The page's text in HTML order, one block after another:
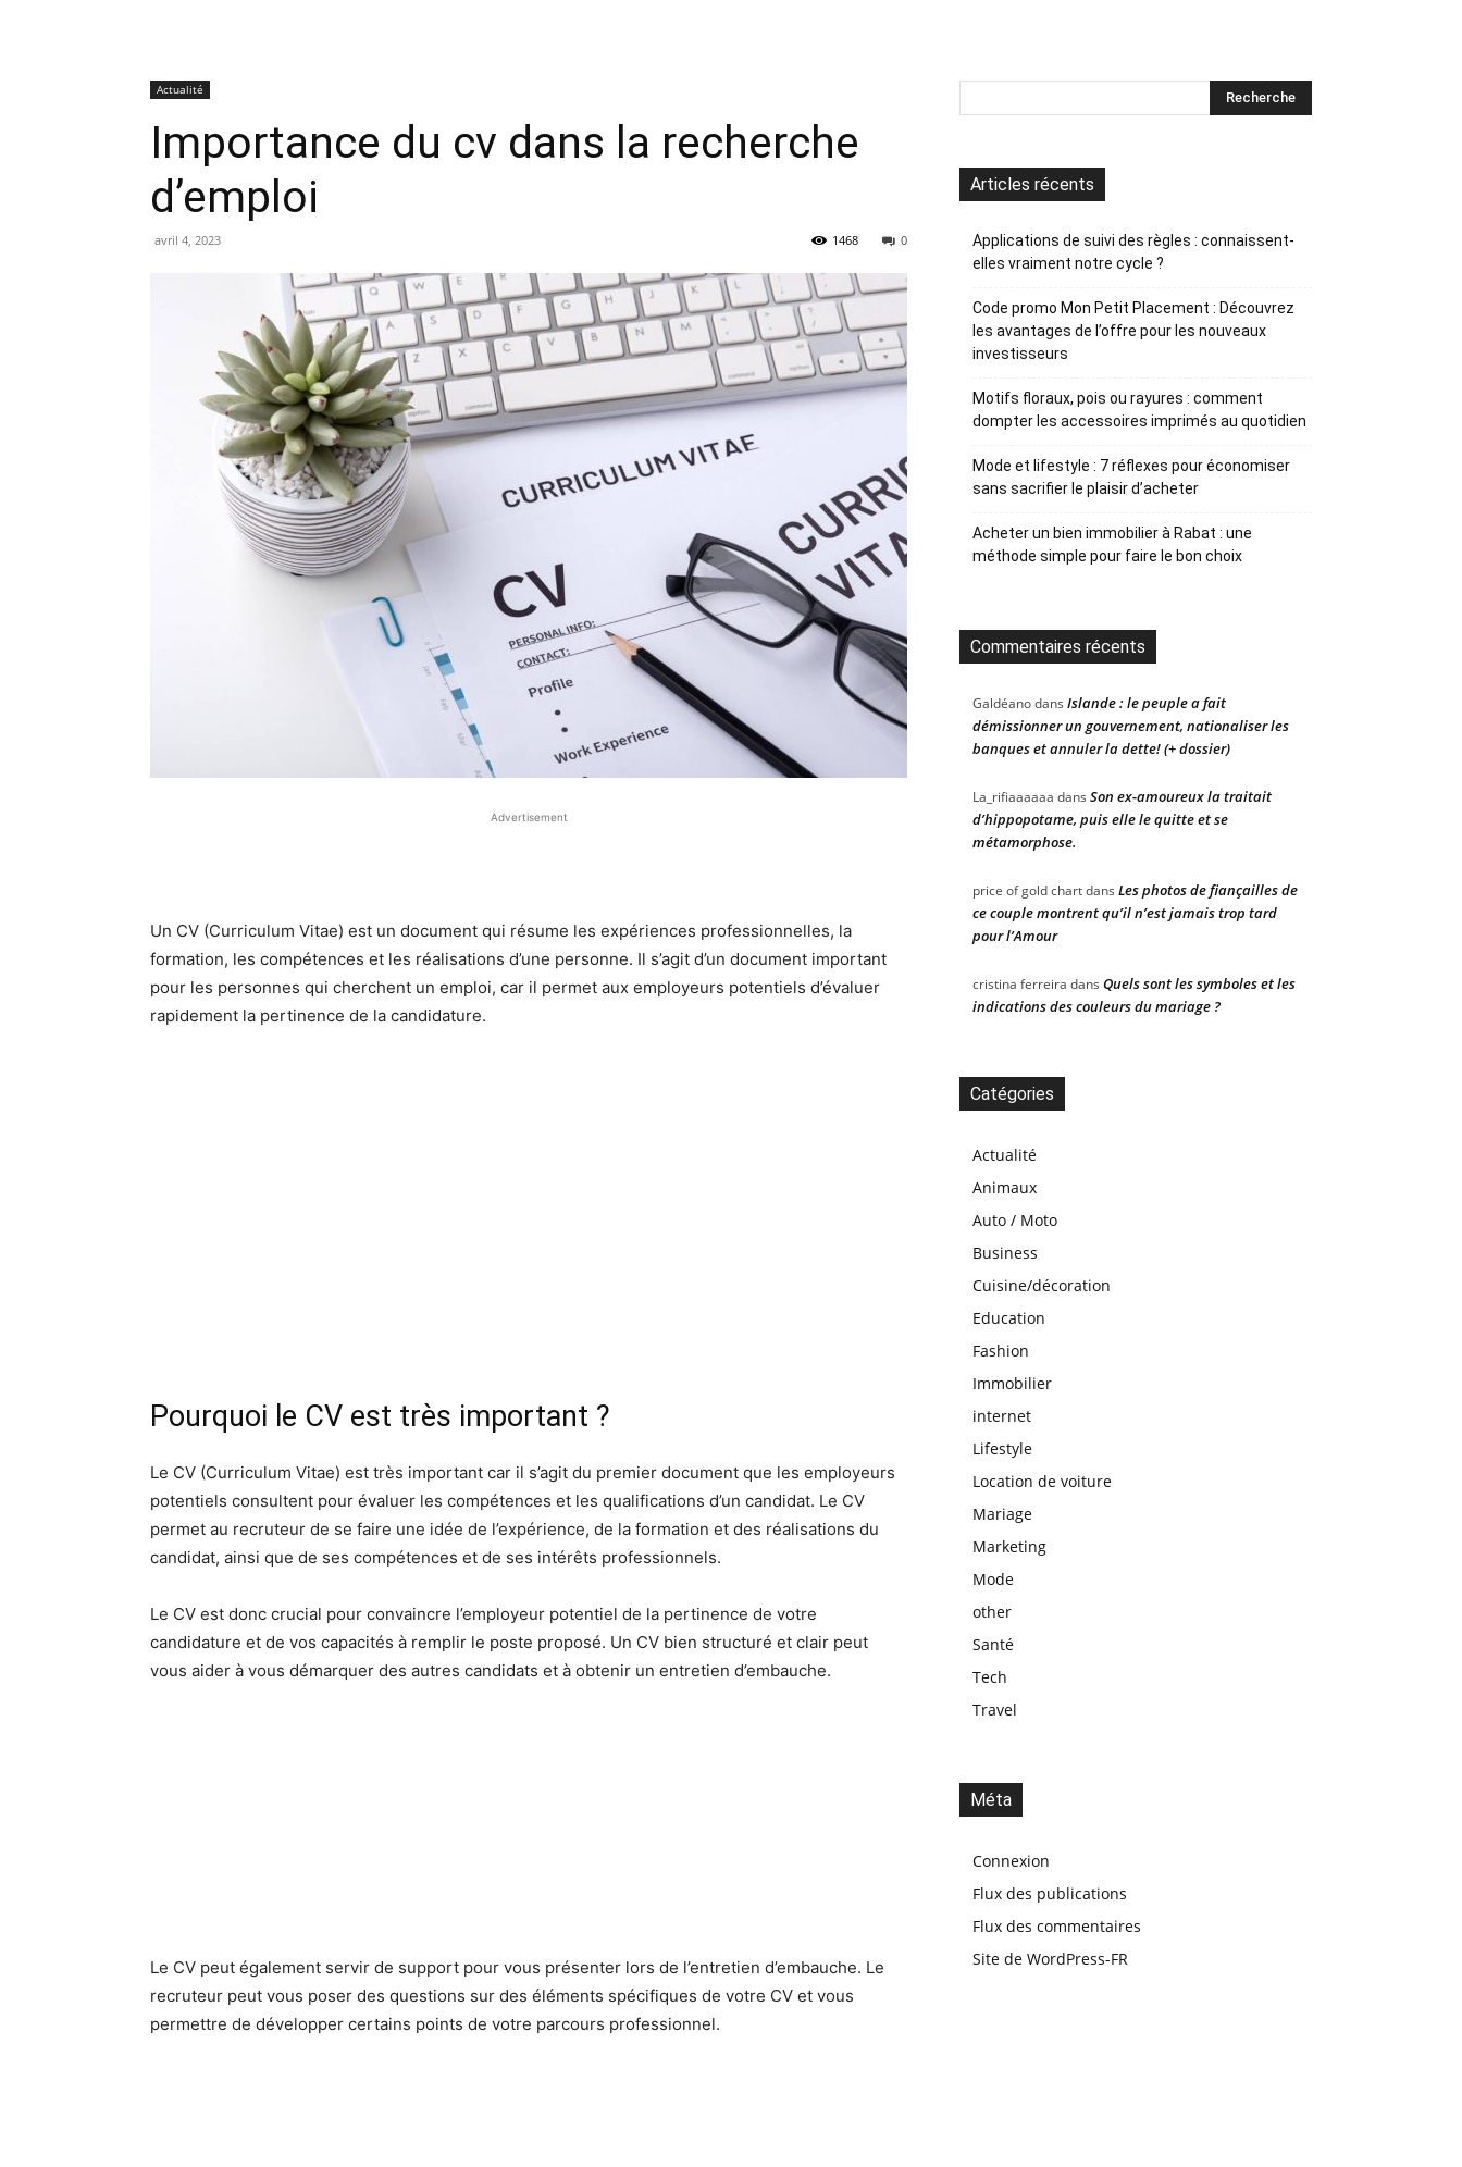
Actualité
Importance du cv dans la recherche
d’emploi
avril 4, 2023 0
1468
Advertisement
Un CV (Curriculum Vitae) est un document qui résume les expériences professionnelles, la
formation, les compétences et les réalisations d’une personne. Il s’agit d’un document important
pour les personnes qui cherchent un emploi, car il permet aux employeurs potentiels d’évaluer
rapidement la pertinence de la candidature.
Pourquoi le CV est très important ?
Le CV (Curriculum Vitae) est très important car il s’agit du premier document que les employeurs
potentiels consultent pour évaluer les compétences et les qualifications d’un candidat. Le CV
permet au recruteur de se faire une idée de l’expérience, de la formation et des réalisations du
candidat, ainsi que de ses compétences et de ses intérêts professionnels.
Le CV est donc crucial pour convaincre l’employeur potentiel de la pertinence de votre
candidature et de vos capacités à remplir le poste proposé. Un CV bien structuré et clair peut
vous aider à vous démarquer des autres candidats et à obtenir un entretien d’embauche.
Le CV peut également servir de support pour vous présenter lors de l’entretien d’embauche. Le
recruteur peut vous poser des questions sur des éléments spécifiques de votre CV et vous
permettre de développer certains points de votre parcours professionnel.
Articles récents
Applications de suivi des règles : connaissent-
elles vraiment notre cycle ?
Code promo Mon Petit Placement : Découvrez
les avantages de l’offre pour les nouveaux
investisseurs
Motifs floraux, pois ou rayures : comment
dompter les accessoires imprimés au quotidien
Mode et lifestyle : 7 réflexes pour économiser
sans sacrifier le plaisir d’acheter
Acheter un bien immobilier à Rabat : une
méthode simple pour faire le bon choix
Commentaires récents
Galdéanodans Islande : le peuple a fait
démissionner un gouvernement, nationaliser les
banques et annuler la dette! (+ dossier)
La_rifiaaaaaa dans Son ex-amoureux la traitait
d’hippopotame, puis elle le quitte et se
métamorphose.
price of gold chartdans Les photos de fiançailles de
ce couple montrent qu’il n’est jamais trop tard
pour l’Amour
cristina ferreira dans Quels sont les symboles et les
indications des couleurs du mariage ?
Catégories
Actualité
Animaux
Auto / Moto
Business
Cuisine/décoration
Education
Fashion
Immobilier
internet
Lifestyle
Location de voiture
Mariage
Marketing
Mode
other
Santé
Tech
Travel
Méta
Connexion
Flux des publications
Flux des commentaires
Site de WordPress-FR